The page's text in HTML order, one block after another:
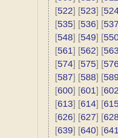
[522] [523] [
[535] [536] [
[548] [549] [
[561] [562] [
[574] [575] [
[587] [588] [
[600] [601] [
[613] [614] [
[626] [627] [
[639] [640] [